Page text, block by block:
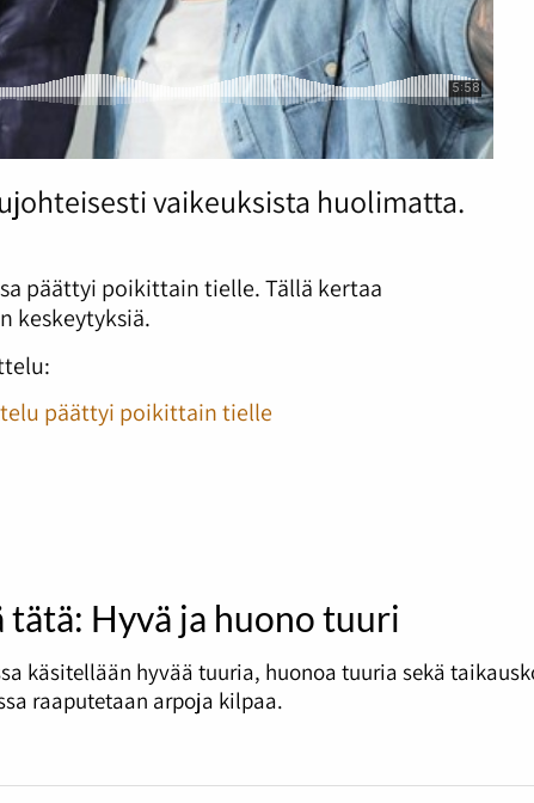
vaikeuksista huolimatta.
päättyi poikittain tielle. Tällä kertaa
keskeytyksiä.
päättyi poikittain tielle
tätä: Hyvä ja huono tuuri
käsitellään hyvää tuuria, huonoa tuuria sekä
raaputetaan arpoja kilpaa.